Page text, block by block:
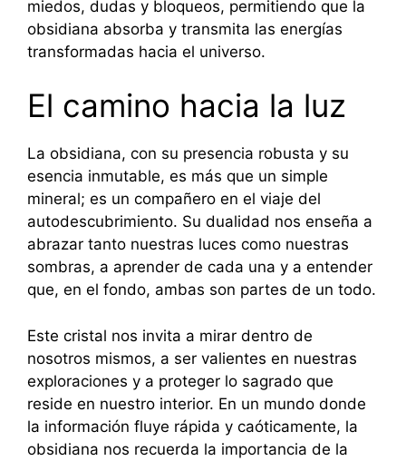
miedos, dudas y bloqueos, permitiendo que la
obsidiana absorba y transmita las energías
transformadas hacia el universo.
El camino hacia la luz
La obsidiana, con su presencia robusta y su
esencia inmutable, es más que un simple
mineral; es un compañero en el viaje del
autodescubrimiento. Su dualidad nos enseña a
abrazar tanto nuestras luces como nuestras
sombras, a aprender de cada una y a entender
que, en el fondo, ambas son partes de un todo.
Este cristal nos invita a mirar dentro de
nosotros mismos, a ser valientes en nuestras
exploraciones y a proteger lo sagrado que
reside en nuestro interior. En un mundo donde
la información fluye rápida y caóticamente, la
obsidiana nos recuerda la importancia de la